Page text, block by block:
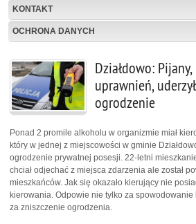
KONTAKT
OCHRONA DANYCH
Działdowo: Pijany,
uprawnień,
ogrodzenie
Ponad 2 promile alkoholu w organizmie miał
który w jednej z miejscowości w gminie
ogrodzenie prywatnej posesji. 22-letni
chciał odjechać z miejsca zdarzenia ale został
mieszkańców. Jak się okazało kierujący nie
kierowania. Odpowie nie tylko za
za zniszczenie ogrodzenia.